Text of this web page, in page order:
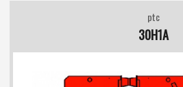
ptc
30H1A